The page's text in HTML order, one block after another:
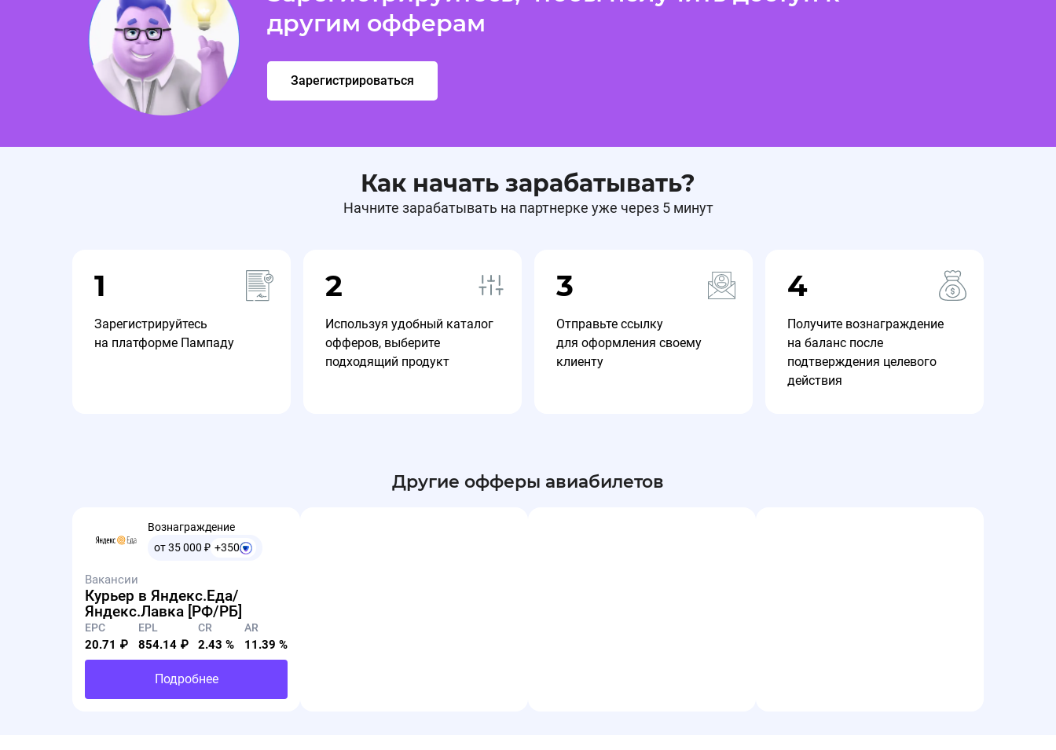
другим офферам
Зарегистрироваться
Как начать зарабатывать?
Начните зарабатывать на партнерке уже через 5 минут
1
Зарегистрируйтесь
на платформе Пампаду
2
Используя удобный каталог
офферов, выберите
подходящий продукт
3
Отправьте ссылку
для оформления своему
клиенту
4
Получите вознаграждение
на баланс после
подтверждения целевого
действия
Другие офферы авиабилетов
Вознаграждение
от 35 000 ₽ +350
Вакансии
Курьер в Яндекс.Еда/
Яндекс.Лавка [РФ/РБ]
EPC
20.71 ₽
EPL
854.14 ₽
CR
2.43 %
AR
11.39 %
Подробнее